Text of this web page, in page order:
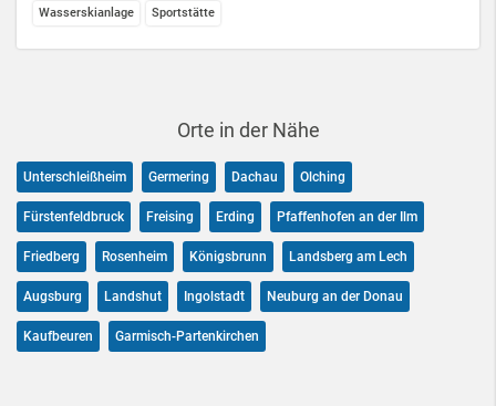
Wasserskianlage Sportstätte
Orte in der Nähe
Unterschleißheim Germering Dachau Olching
Fürstenfeldbruck Freising Erding Pfaffenhofen an der Ilm
Friedberg Rosenheim Königsbrunn Landsberg am Lech
Augsburg Landshut Ingolstadt Neuburg an der Donau
Kaufbeuren Garmisch-Partenkirchen